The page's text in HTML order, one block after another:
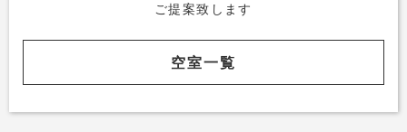
ご提案致します
空室一覧